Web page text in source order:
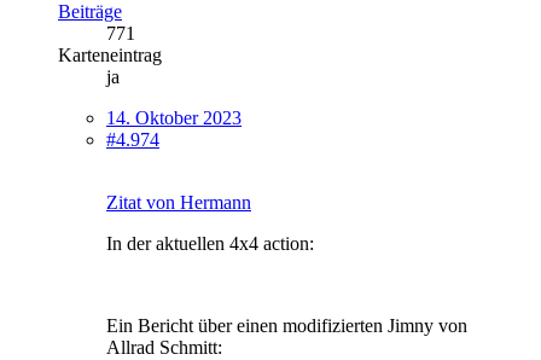
Beiträge
771
Karteneintrag
ja
14. Oktober 2023
#4.974
Zitat von Hermann
In der aktuellen 4x4 action:
Ein Bericht über einen modifizierten Jimny von
Allrad Schmitt: